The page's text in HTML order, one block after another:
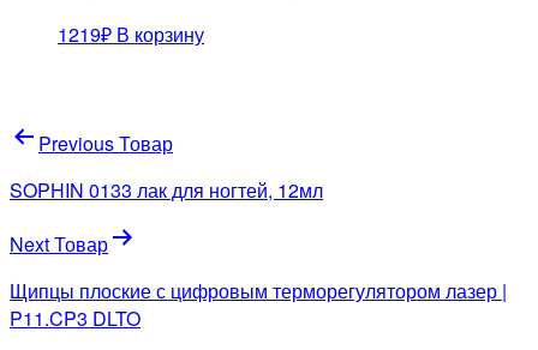
1219₽ В корзину
Навигация
по
записям
Previous Товар
SOPHIN 0133 лак для ногтей, 12мл
Next Товар
Щипцы плоские с цифровым терморегулятором лазер |
P11.CP3 DLTO